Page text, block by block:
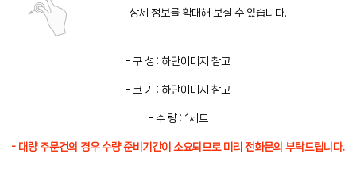
상세 정보를 확대해 보실 수 있습니다.
- 구 성 : 하단이미지 참고
- 크 기 : 하단이미지 참고
- 수 량 : 1세트
- 대량 주문건의 경우 수량 준비기간이 소요되므로 미리 전화문의 부탁드립니다.